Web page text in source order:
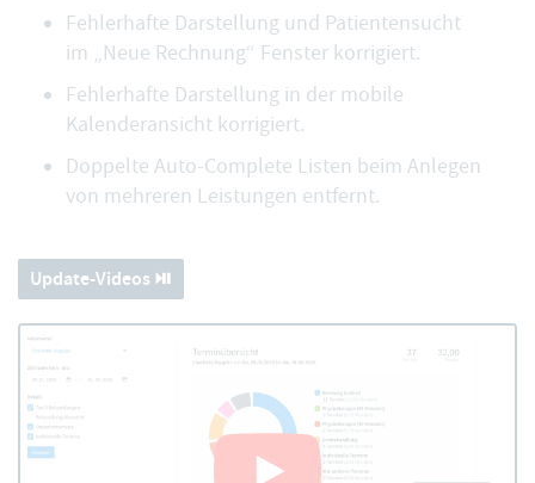
Fehlerhafte Darstellung und Patientensucht
im „Neue Rechnung“ Fenster korrigiert.
Fehlerhafte Darstellung in der mobile
Kalenderansicht korrigiert.
Doppelte Auto-Complete Listen beim Anlegen
von mehreren Leistungen entfernt.
Update-Videos ⏯️